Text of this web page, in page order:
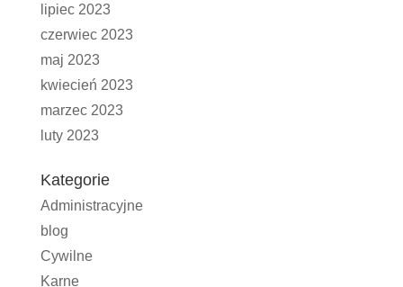
lipiec 2023
czerwiec 2023
maj 2023
kwiecień 2023
marzec 2023
luty 2023
Kategorie
Administracyjne
blog
Cywilne
Karne